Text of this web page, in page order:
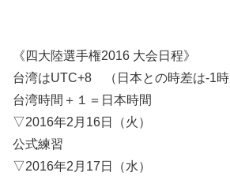
《四大陸選手権2016 大会日程》
台湾はUTC+8 （日本との時差は-1時
台湾時間＋１＝日本時間
▽2016年2月16日（火）
公式練習
▽2016年2月17日（水）